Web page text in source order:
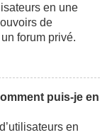
en une
de
forum privé.
puis-je en
en